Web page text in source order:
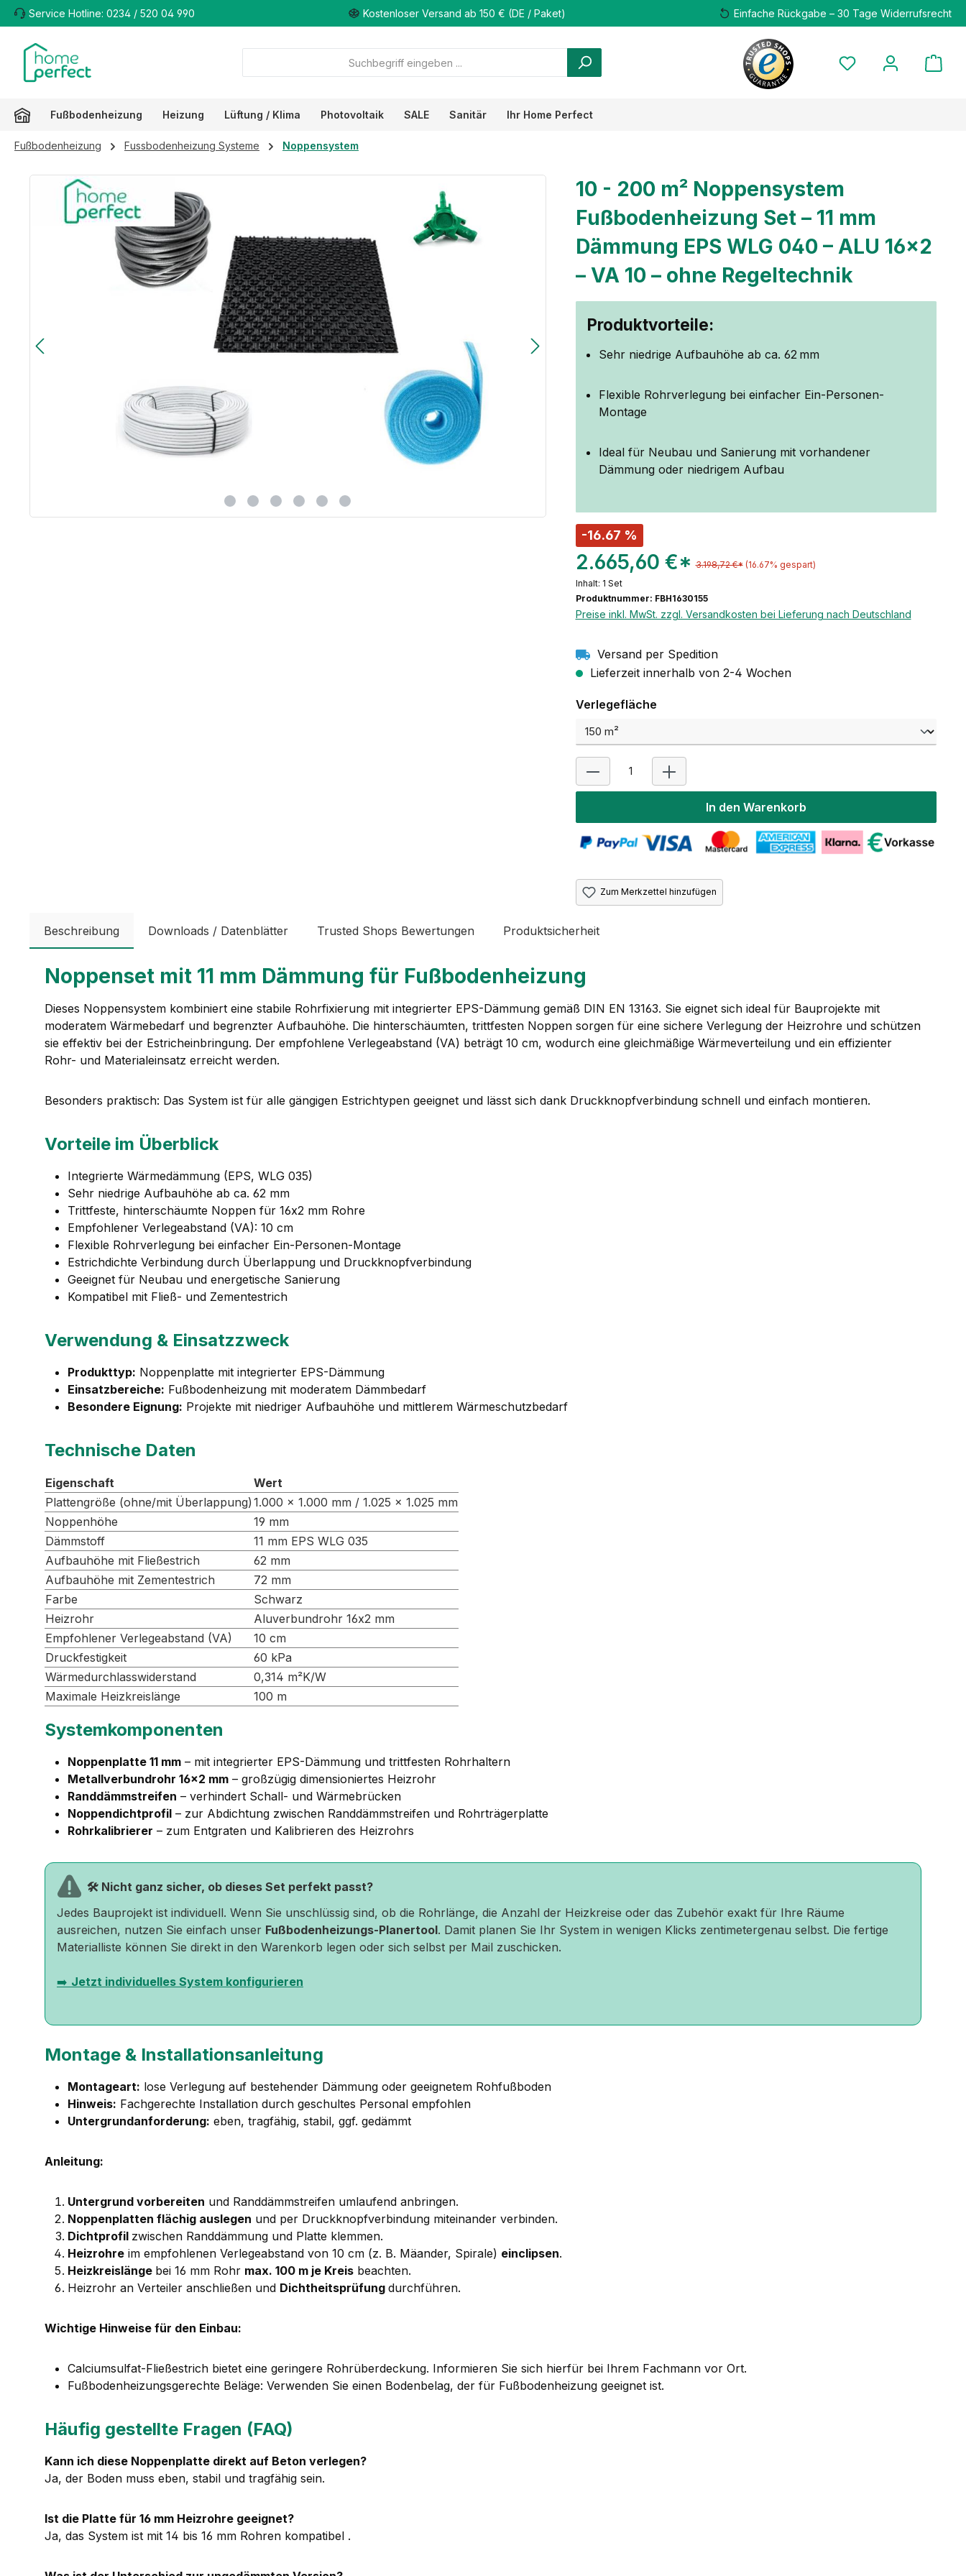
Hauptinhalt springen
Zur Suche springen
Zur Hauptnavigation springen
Service Hotline: 0234 / 520 04 990 Kostenloser Versand ab 150 € (DE / Paket) Einfache Rückgabe – 30 Tage Widerrufsrecht
Fußbodenheizung Heizung Lüftung / Klima Photovoltaik SALE Sanitär Ihr Home Perfect
Fußbodenheizung Fussbodenheizung Systeme Noppensystem
Bildergalerie überspringen
10 - 200 m² Noppensystem
Fußbodenheizung Set – 11 mm
Dämmung EPS WLG 040 – ALU 16×2
– VA 10 – ohne Regeltechnik
Produktvorteile:
Sehr niedrige Aufbauhöhe ab ca. 62 mm
Flexible Rohrverlegung bei einfacher Ein-Personen-
Montage
Ideal für Neubau und Sanierung mit vorhandener
Dämmung oder niedrigem Aufbau
-16.67 %
2.665,60 €* 3.198,72 €* (16.67% gespart)
Inhalt: 1 Set
Produktnummer: FBH1630155
Preise inkl. MwSt. zzgl. Versandkosten bei Lieferung nach Deutschland
Versand per Spedition
Lieferzeit innerhalb von 2-4 Wochen
Verlegeflächeauswählen
In den Warenkorb
Zum Merkzettel hinzufügen
Beschreibung Downloads / Datenblätter Trusted Shops Bewertungen Produktsicherheit
Noppenset mit 11 mm Dämmung für Fußbodenheizung
Dieses Noppensystem kombiniert eine stabile Rohrfixierung mit integrierter EPS-Dämmung gemäß DIN EN 13163. Sie eignet sich ideal für Bauprojekte mit
moderatem Wärmebedarf und begrenzter Aufbauhöhe. Die hinterschäumten, trittfesten Noppen sorgen für eine sichere Verlegung der Heizrohre und schützen
sie effektiv bei der Estricheinbringung. Der empfohlene Verlegeabstand (VA) beträgt 10 cm, wodurch eine gleichmäßige Wärmeverteilung und ein effizienter
Rohr- und Materialeinsatz erreicht werden.
Besonders praktisch: Das System ist für alle gängigen Estrichtypen geeignet und lässt sich dank Druckknopfverbindung schnell und einfach montieren.
Vorteile im Überblick
Integrierte Wärmedämmung (EPS, WLG 035)
Sehr niedrige Aufbauhöhe ab ca. 62 mm
Trittfeste, hinterschäumte Noppen für 16x2 mm Rohre
Empfohlener Verlegeabstand (VA): 10 cm
Flexible Rohrverlegung bei einfacher Ein-Personen-Montage
Estrichdichte Verbindung durch Überlappung und Druckknopfverbindung
Geeignet für Neubau und energetische Sanierung
Kompatibel mit Fließ- und Zementestrich
Verwendung & Einsatzzweck
Produkttyp: Noppenplatte mit integrierter EPS-Dämmung
Einsatzbereiche: Fußbodenheizung mit moderatem Dämmbedarf
Besondere Eignung: Projekte mit niedriger Aufbauhöhe und mittlerem Wärmeschutzbedarf
Technische Daten
Eigenschaft
Wert
Plattengröße (ohne/mit Überlappung) 1.000 × 1.000 mm / 1.025 × 1.025 mm
Noppenhöhe
19 mm
Dämmstoff
11 mm EPS WLG 035
Aufbauhöhe mit Fließestrich
62 mm
Aufbauhöhe mit Zementestrich
72 mm
Farbe
Schwarz
Heizrohr
Aluverbundrohr 16x2 mm
Empfohlener Verlegeabstand (VA)
10 cm
Druckfestigkeit
60 kPa
Wärmedurchlasswiderstand
0,314 m²K/W
Maximale Heizkreislänge
100 m
Systemkomponenten
Noppenplatte 11 mm – mit integrierter EPS-Dämmung und trittfesten Rohrhaltern
Metallverbundrohr 16×2 mm – großzügig dimensioniertes Heizrohr
Randdämmstreifen – verhindert Schall- und Wärmebrücken
Noppendichtprofil – zur Abdichtung zwischen Randdämmstreifen und Rohrträgerplatte
Rohrkalibrierer – zum Entgraten und Kalibrieren des Heizrohrs
🛠️ Nicht ganz sicher, ob dieses Set perfekt passt?
Jedes Bauprojekt ist individuell. Wenn Sie unschlüssig sind, ob die Rohrlänge, die Anzahl der Heizkreise oder das Zubehör exakt für Ihre Räume
ausreichen, nutzen Sie einfach unser Fußbodenheizungs-Planertool. Damit planen Sie Ihr System in wenigen Klicks zentimetergenau selbst. Die fertige
Materialliste können Sie direkt in den Warenkorb legen oder sich selbst per Mail zuschicken.
➡️ Jetzt individuelles System konfigurieren
Montage & Installationsanleitung
Montageart: lose Verlegung auf bestehender Dämmung oder geeignetem Rohfußboden
Hinweis: Fachgerechte Installation durch geschultes Personal empfohlen
Untergrundanforderung: eben, tragfähig, stabil, ggf. gedämmt
Anleitung:
Untergrund vorbereiten und Randdämmstreifen umlaufend anbringen.
Noppenplatten flächig auslegen und per Druckknopfverbindung miteinander verbinden.
Dichtprofil zwischen Randdämmung und Platte klemmen.
Heizrohre im empfohlenen Verlegeabstand von 10 cm (z. B. Mäander, Spirale) einclipsen.
Heizkreislänge bei 16 mm Rohr max. 100 m je Kreis beachten.
Heizrohr an Verteiler anschließen und Dichtheitsprüfung durchführen.
Wichtige Hinweise für den Einbau:
Calciumsulfat-Fließestrich bietet eine geringere Rohrüberdeckung. Informieren Sie sich hierfür bei Ihrem Fachmann vor Ort.
Fußbodenheizungsgerechte Beläge: Verwenden Sie einen Bodenbelag, der für Fußbodenheizung geeignet ist.
Häufig gestellte Fragen (FAQ)
Kann ich diese Noppenplatte direkt auf Beton verlegen?
Ja, der Boden muss eben, stabil und tragfähig sein.
Ist die Platte für 16 mm Heizrohre geeignet?
Ja, das System ist mit 14 bis 16 mm Rohren kompatibel .